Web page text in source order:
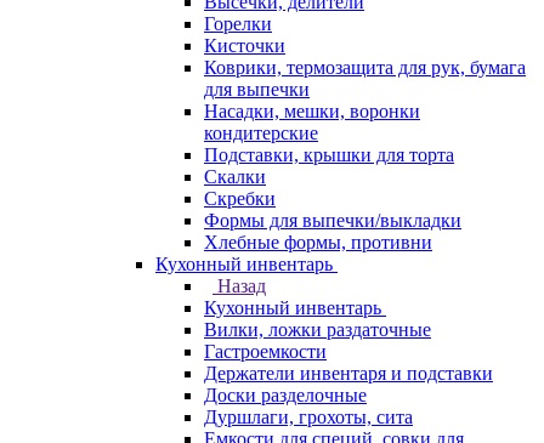
Горелки
Кисточки
Коврики, термозащита для рук, бумага
для выпечки
Насадки, мешки, воронки
кондитерские
Подставки, крышки для торта
Скалки
Скребки
Формы для выпечки/выкладки
Хлебные формы, противни
Кухонный инвентарь
Назад
Кухонный инвентарь
Вилки, ложки раздаточные
Гастроемкости
Держатели инвентаря и подставки
Доски разделочные
Дуршлаги, грохоты, сита
Емкости для специй, совки для